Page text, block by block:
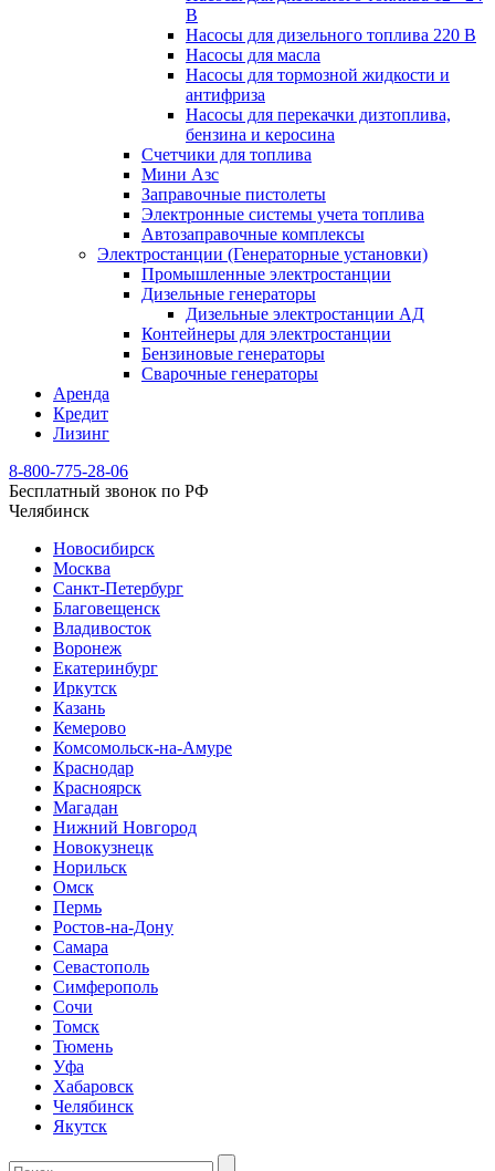
В
Насосы для дизельного топлива 220 В
Насосы для масла
Насосы для тормозной жидкости и
антифриза
Насосы для перекачки дизтоплива,
бензина и керосина
Счетчики для топлива
Мини Азс
Заправочные пистолеты
Электронные системы учета топлива
Автозаправочные комплексы
Электростанции (Генераторные установки)
Промышленные электростанции
Дизельные генераторы
Дизельные электростанции АД
Контейнеры для электростанции
Бензиновые генераторы
Сварочные генераторы
Аренда
Кредит
Лизинг
8-800-775-28-06
Бесплатный звонок по РФ
Челябинск
Новосибирск
Москва
Санкт-Петербург
Благовещенск
Владивосток
Воронеж
Екатеринбург
Иркутск
Казань
Кемерово
Комсомольск-на-Амуре
Краснодар
Красноярск
Магадан
Нижний Новгород
Новокузнецк
Норильск
Омск
Пермь
Ростов-на-Дону
Самара
Севастополь
Симферополь
Сочи
Томск
Тюмень
Уфа
Хабаровск
Челябинск
Якутск